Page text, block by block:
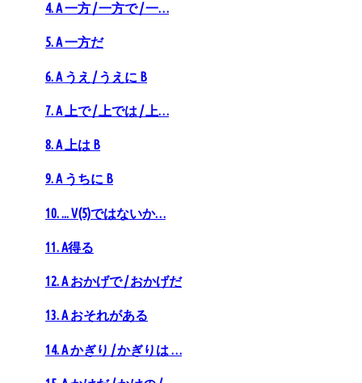
4. A 一方 / 一方で / 一…
5. A 一方だ
6. A うえ / うえに B
7. A 上で / 上では / 上…
8. A 上は B
9. A うちに B
10. ... V(5)ではないか…
11. A得る
12. A おかげで / おかげだ
13. A おそれがある
14. A かぎり / かぎりは …